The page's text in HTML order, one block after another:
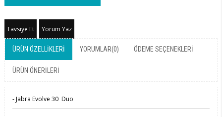
Tavsiye Et Yorum Yaz
ÜRÜN ÖZELLIKLERI YORUMLAR(0) ÖDEME SEÇENEKLERI
ÜRÜN ÖNERILERI
- Jabra Evolve 30 Duo